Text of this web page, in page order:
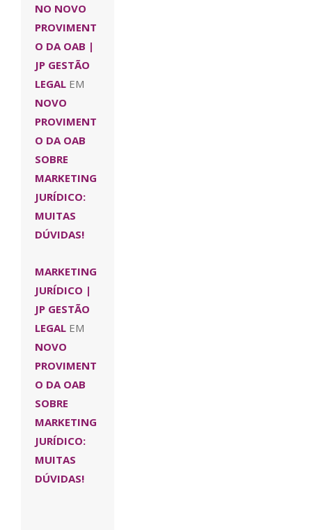
NO NOVO
PROVIMENT
O DA OAB |
JP GESTÃO
LEGAL EM
NOVO
PROVIMENT
O DA OAB
SOBRE
MARKETING
JURÍDICO:
MUITAS
DÚVIDAS!
MARKETING
JURÍDICO |
JP GESTÃO
LEGAL EM
NOVO
PROVIMENT
O DA OAB
SOBRE
MARKETING
JURÍDICO:
MUITAS
DÚVIDAS!